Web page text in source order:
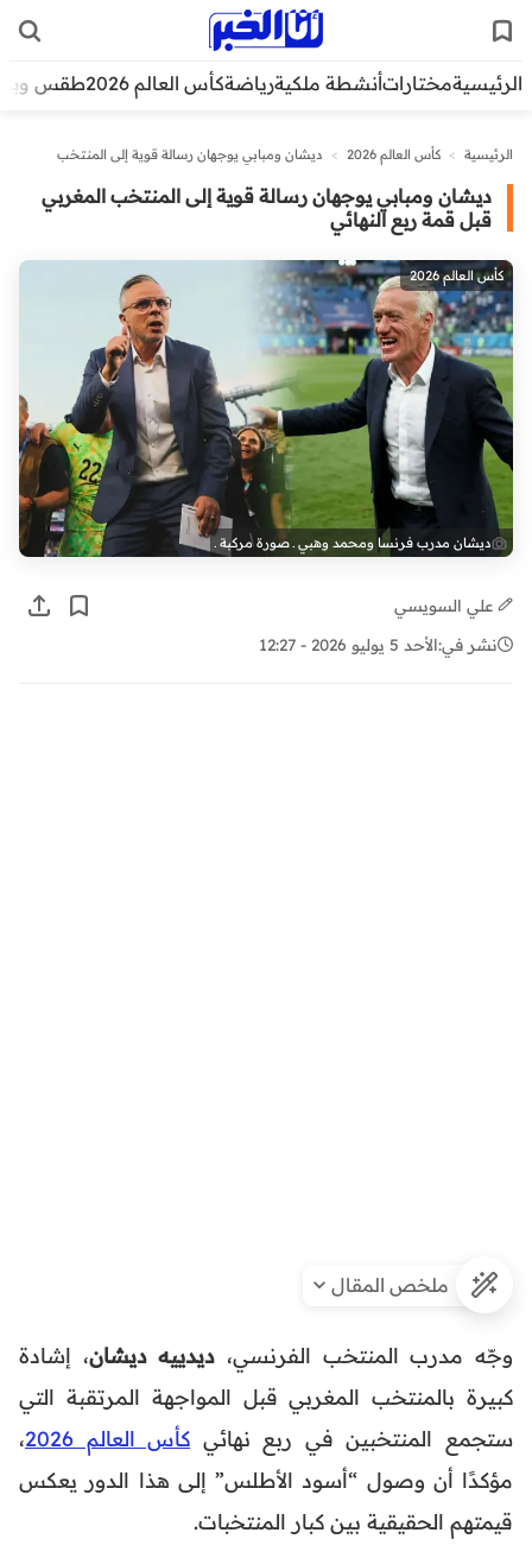
الرئيسيةمختاراتأنشطة ملكيةرياضةكأس العالم 2026 طقس
الرئيسية > كأس العالم 2026 >
ديشان ومبابي يوجهان رسالة قوية إلى المنتخب
ديشان ومبابي يوجهان رسالة قوية إلى المنتخب المغربي
قبل قمة ربع النهائي
كأس العالم 2026
ديشان مدرب فرنسا ومحمد وهبي ـ صورة مركبة ـ
علي السويسي
نشر في:الأحد 5 يوليو 2026 - 12:27
ملخص المقال
وجّه مدرب المنتخب الفرنسي، ديدييه ديشان، إشادة
كبيرة بالمنتخب المغربي قبل المواجهة المرتقبة التي
ستجمع المنتخبين في ربع نهائي كأس العالم 2026
،
مؤكدًا أن وصول “أسود الأطلس” إلى هذا الدور يعكس
قيمتهم الحقيقية بين كبار المنتخبات.